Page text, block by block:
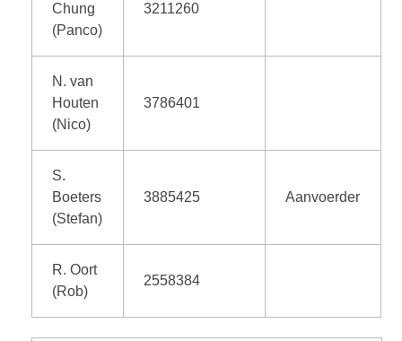
Chung
(Panco)
3211260
N. van
Houten
(Nico)
3786401
S.
Boeters
(Stefan)
3885425 Aanvoerder
R. Oort
(Rob)
2558384